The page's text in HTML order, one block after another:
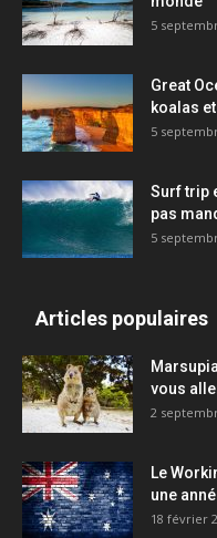
5
Great
koalas
5
Surf trip
pas
5
Articles populaires
vous
2
Le
une
18 février